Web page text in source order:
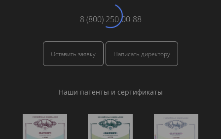
8 (800) 250-00-88
Оставить заявку Написать директору
Наши патенты и сертификаты